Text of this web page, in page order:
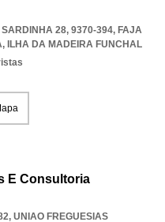
28, 9370-394, FAJA
, ILHA DA MADEIRA FUNCHAL
E Consultoria
, UNIAO FREGUESIAS